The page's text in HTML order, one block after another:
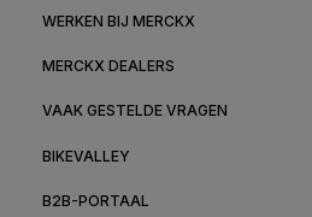
WERKEN BIJ MERCKX
MERCKX DEALERS
VAAK GESTELDE VRAGEN
BIKEVALLEY
B2B-PORTAAL